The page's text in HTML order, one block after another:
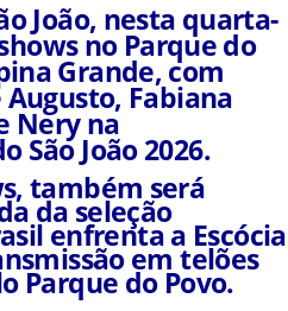
João, nesta quarta-
no Parque do
Grande, com
Augusto, Fabiana
Nery na
São João 2026.
também será
da seleção
enfrenta a Escócia
em telões
Parque do Povo.